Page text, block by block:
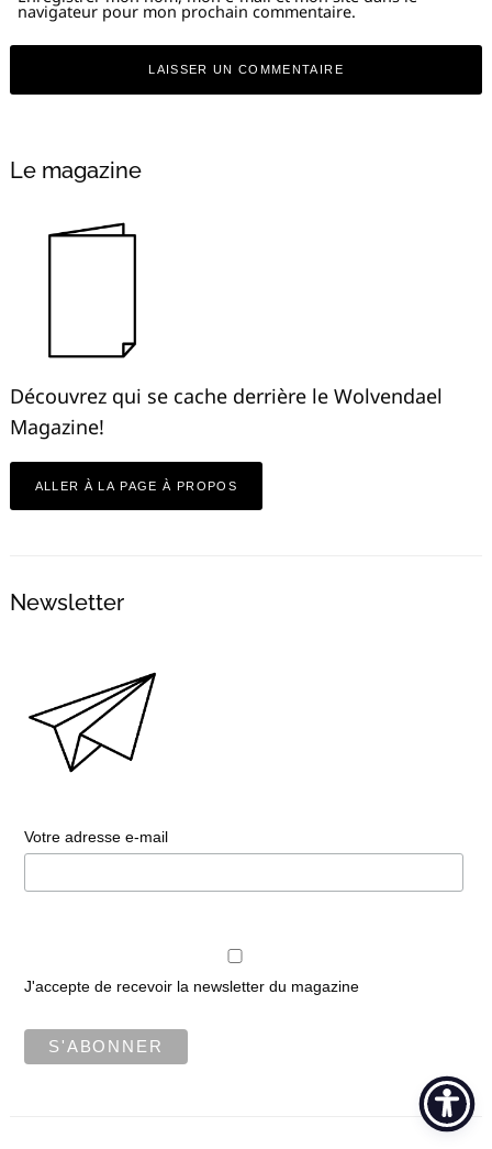
navigateur pour mon prochain commentaire.
Le magazine
Découvrez qui se cache derrière le Wolvendael
Magazine!
ALLER À LA PAGE À PROPOS
Newsletter
Votre adresse e-mail
J'accepte de recevoir la newsletter du magazine